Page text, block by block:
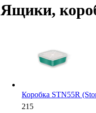
Ящики,
Коробка STN55R
215